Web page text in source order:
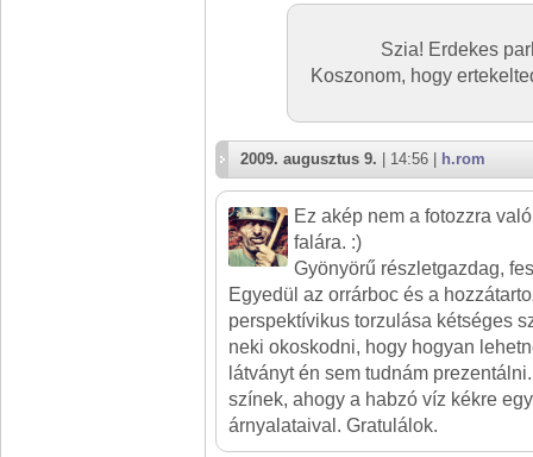
Szia! Erdekes
Koszonom, hogy
2009. augusztus 9. | 14:56 | h.rom
Ez akép nem a fotozzra
falára. :)
Gyönyörű részletgazdag,
Egyedül az orrárboc és a
perspektívikus torzulása kétséges
neki okoskodni, hogy hogyan
látványt én sem tudnám
színek, ahogy a habzó víz kékre
árnyalataival. Gratulálok.